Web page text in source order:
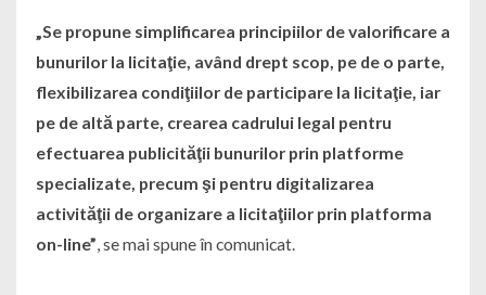
„Se propune simplificarea principiilor de valorificare a
bunurilor la licitaţie, având drept scop, pe de o parte,
flexibilizarea condiţiilor de participare la licitaţie, iar
pe de altă parte, crearea cadrului legal pentru
efectuarea publicităţii bunurilor prin platforme
specializate, precum şi pentru digitalizarea
activităţii de organizare a licitaţiilor prin platforma
on-line”, se mai spune în comunicat.